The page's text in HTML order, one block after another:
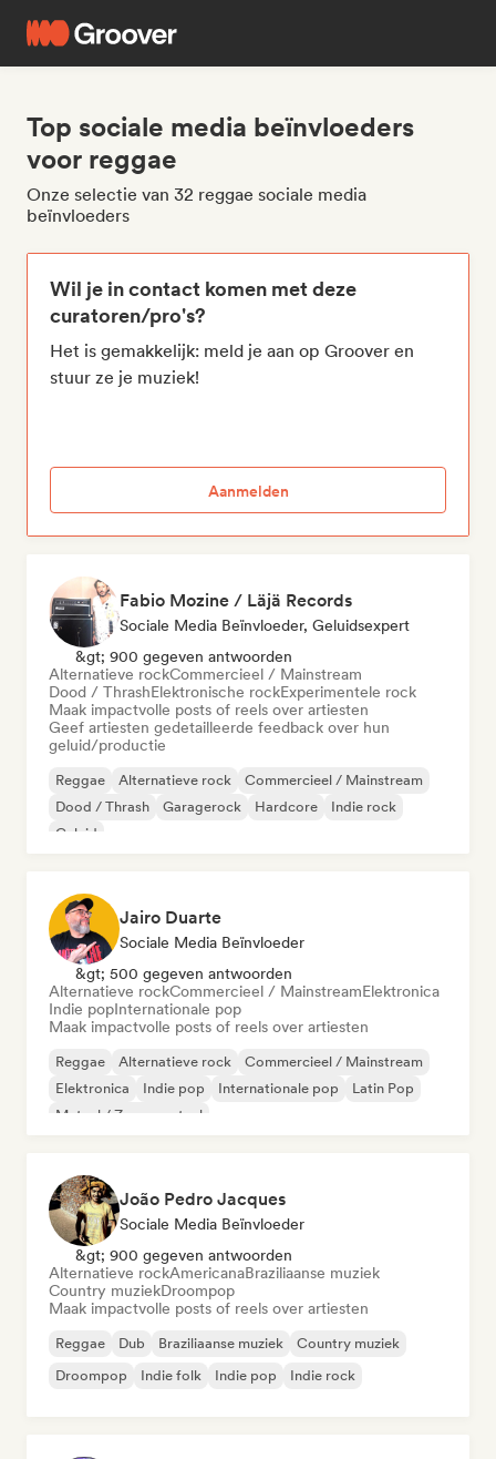
Top sociale media beïnvloeders
voor reggae
Onze selectie van 32 reggae sociale media
beïnvloeders
Wil je in contact komen met deze
curatoren/pro's?
Het is gemakkelijk: meld je aan op Groover en
stuur ze je muziek!
Aanmelden
Fabio Mozine / Läjä Records
Sociale Media Beïnvloeder, Geluidsexpert
&gt; 900 gegeven antwoorden
Alternatieve rockCommercieel / Mainstream
Dood / ThrashElektronische rockExperimentele rock
Maak impactvolle posts of reels over artiesten
Geef artiesten gedetailleerde feedback over hun
geluid/productie
Reggae Alternatieve rock
Commercieel / Mainstream
Dood / Thrash
Garagerock Hardcore
Indie rock
Geluid
Jairo Duarte
Sociale Media Beïnvloeder
&gt; 500 gegeven antwoorden
Alternatieve rockCommercieel / MainstreamElektronica
Indie popInternationale pop
Maak impactvolle posts of reels over artiesten
Reggae Alternatieve rock
Commercieel / Mainstream
Elektronica
Indie pop Internationale pop
Latin Pop
Metaal / Zwaar metaal
João Pedro Jacques
Sociale Media Beïnvloeder
&gt; 900 gegeven antwoorden
Alternatieve rockAmericanaBraziliaanse muziek
Country muziekDroompop
Maak impactvolle posts of reels over artiesten
Reggae Dub Braziliaanse muziek
Country muziek
Droompop
Indie folk Indie pop Indie rock